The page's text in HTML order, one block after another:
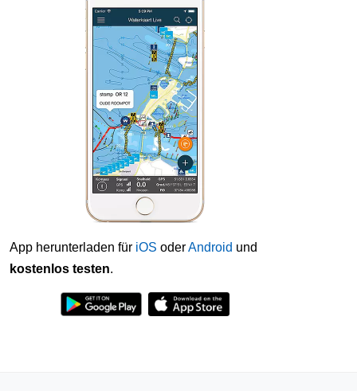
App herunterladen für iOS oderAndroid und
kostenlos testen.